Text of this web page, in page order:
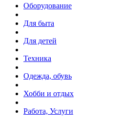
Оборудование
Для быта
Для детей
Техника
Одежда, обувь
Хобби и отдых
Работа, Услуги